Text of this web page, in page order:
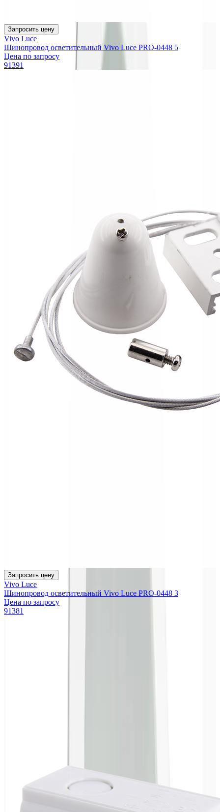
Запросить цену
Vivo Luce
Шинопровод осветительный Vivo Luce PRO-0448 5
Цена по запросу
91391
Запросить цену
Vivo Luce
Шинопровод осветительный Vivo Luce PRO-0448 3
Цена по запросу
91381